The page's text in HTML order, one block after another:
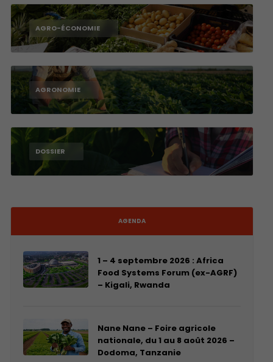
AGRO-ÉCONOMIE
AGRONOMIE
DOSSIER
AGENDA
1 – 4 septembre 2026 : Africa
Food Systems Forum (ex-AGRF)
– Kigali, Rwanda
Nane Nane – Foire agricole
nationale, du 1 au 8 août 2026 –
Dodoma, Tanzanie